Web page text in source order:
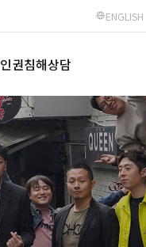
ENGLISH
인권침해상담